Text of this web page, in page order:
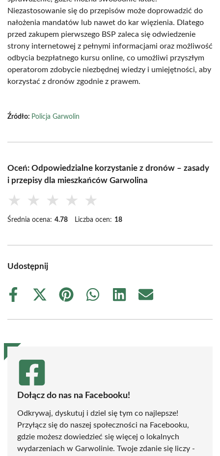
Niezastosowanie się do przepisów może doprowadzić do
nałożenia mandatów lub nawet do kar więzienia. Dlatego
przed zakupem pierwszego BSP zaleca się odwiedzenie
strony internetowej z pełnymi informacjami oraz możliwość
odbycia bezpłatnego kursu online, co umożliwi przyszłym
operatorom zdobycie niezbędnej wiedzy i umiejętności, aby
korzystać z dronów zgodnie z prawem.
Źródło: Policja Garwolin
Oceń: Odpowiedzialne korzystanie z dronów – zasady
i przepisy dla mieszkańców Garwolina
★ ★ ★ ★ ★
Średnia ocena: 4.78 Liczba ocen: 18
Udostępnij
Share
Share
(Twitter)
Share
Share
Share
Share
Dołącz do nas na Facebooku!
Odkrywaj, dyskutuj i dziel się tym co najlepsze!
Przyłącz się do naszej społeczności na Facebooku,
gdzie możesz dowiedzieć się więcej o lokalnych
wydarzeniach w Garwolinie. Twoje zdanie się liczy -